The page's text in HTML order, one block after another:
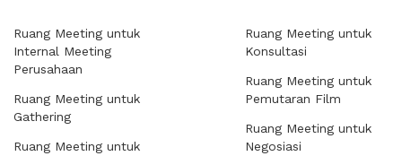
Ruang Meeting untuk
Internal Meeting
Perusahaan
Ruang Meeting untuk
Gathering
Ruang Meeting untuk
Ruang Meeting untuk
Konsultasi
Ruang Meeting untuk
Pemutaran Film
Ruang Meeting untuk
Negosiasi